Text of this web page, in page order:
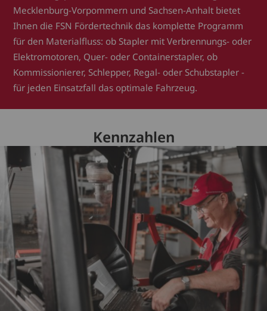
Mecklenburg-Vorpommern und Sachsen-Anhalt bietet
Ihnen die FSN Fördertechnik das komplette Programm
für den Materialfluss: ob Stapler mit Verbrennungs- oder
Elektromotoren, Quer- oder Containerstapler, ob
Kommissionierer, Schlepper, Regal- oder Schubstapler -
für jeden Einsatzfall das optimale Fahrzeug.
Kennzahlen